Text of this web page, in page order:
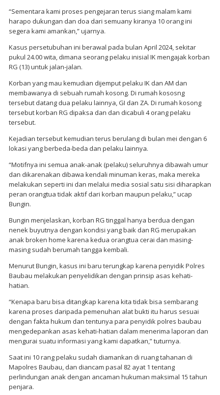
“Sementara kami proses pengejaran terus siang malam kami
harapo dukungan dan doa dari semuany kiranya 10 orang ini
segera kami amankan,” ujarnya.
Kasus persetubuhan ini berawal pada bulan April 2024, sekitar
pukul 24.00 wita, dimana seorang pelaku inisial IK mengajak korban
RG (13) untuk jalan-jalan.
Korban yang mau kemudian dijemput pelaku IK dan AM dan
membawanya di sebuah rumah kosong. Di rumah kososng
tersebut datang dua pelaku lainnya, GI dan ZA. Di rumah kosong
tersebut korban RG dipaksa dan dan dicabuli 4 orang pelaku
tersebut.
Kejadian tersebut kemudian terus berulang di bulan mei dengan 6
lokasi yang berbeda-beda dan pelaku lainnya.
“Motifnya ini semua anak-anak (pelaku) seluruhnya dibawah umur
dan dikarenakan dibawa kendali minuman keras, maka mereka
melakukan seperti ini dan melalui media sosial satu sisi diharapkan
peran orangtua tidak aktif dari korban maupun pelaku,” ucap
Bungin.
Bungin menjelaskan, korban RG tinggal hanya berdua dengan
nenek buyutnya dengan kondisi yang baik dan RG merupakan
anak broken home karena kedua orangtua cerai dan masing-
masing sudah berumah tangga kembali.
Menurut Bungin, kasus ini baru terungkap karena penyidik Polres
Baubau melakukan penyelidikan dengan prinsip asas kehati-
hatian.
“Kenapa baru bisa ditangkap karena kita tidak bisa sembarang
karena proses daripada pemenuhan alat bukti itu harus sesuai
dengan fakta hukum dan tentunya para penyidik polres baubau
mengedepankan asas kehati-hatian dalam menerima laporan dan
mengurai suatu informasi yang kami dapatkan,” tuturnya.
Saat ini 10 rang pelaku sudah diamankan di ruang tahanan di
Mapolres Baubau, dan diancam pasal 82 ayat 1 tentang
perlindungan anak dengan ancaman hukuman maksimal 15 tahun
penjara.